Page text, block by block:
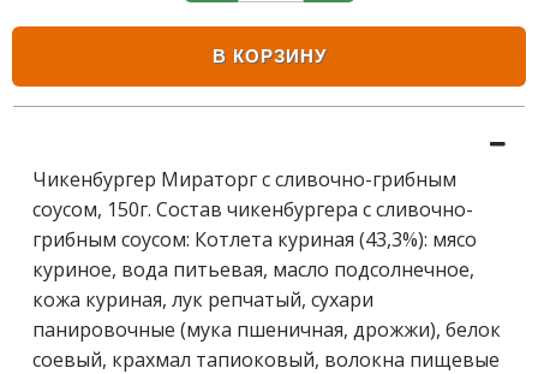
В КОРЗИНУ
Чикенбургер Мираторг с сливочно-грибным
соусом, 150г. Состав чикенбургера с сливочно-
грибным соусом: Котлета куриная (43,3%): мясо
куриное, вода питьевая, масло подсолнечное,
кожа куриная, лук репчатый, сухари
панировочные (мука пшеничная, дрожжи), белок
соевый, крахмал тапиоковый, волокна пищевые